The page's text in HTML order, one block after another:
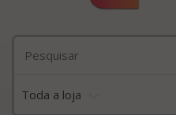
Toda a loja